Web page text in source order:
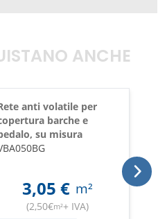
ANCHE
anti volatile per
barche e
su misura
3,05 € m²
(2,50€m²+ IVA)